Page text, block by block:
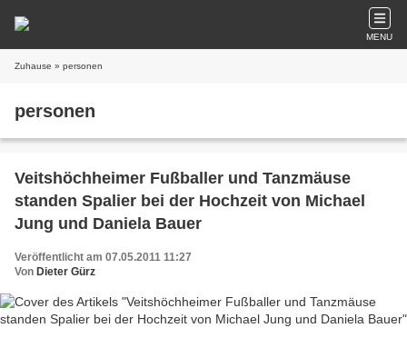
MENU
Zuhause » personen
personen
Veitshöchheimer Fußballer und Tanzmäuse
standen Spalier bei der Hochzeit von Michael
Jung und Daniela Bauer
Veröffentlicht am 07.05.2011 11:27
Von Dieter Gürz